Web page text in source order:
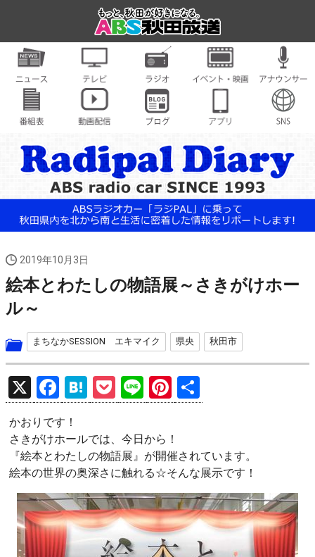
2019年10月3日
絵本とわたしの物語展～さきがけホー
ル～
まちなかSESSION エキマイク 県央 秋田市
X
F
a
ce
b
o
o
k
H
at
e
n
a
P
o
ck
et
Li
n
e
Pi
nt
er
es
t
有
かおりです！
さきがけホールでは、今日から！
『絵本とわたしの物語展』が開催されています。
絵本の世界の奥深さに触れる☆そんな展示です！